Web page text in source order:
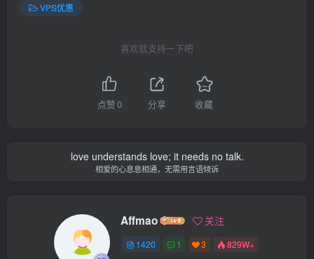
VPS优惠
喜欢就支持一下吧
点赞0 分享 收藏
love understands love; it needs no talk.
相爱的心息息相通，无需用言语倾诉
Affmao 关注
1420 1 3 829W+